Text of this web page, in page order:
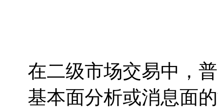
在二级市场交易中，
基本面分析或消息面